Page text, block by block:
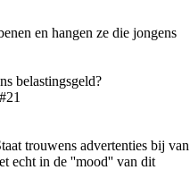
en hangen ze die jongens
belastingsgeld?
#21
trouwens advertenties bij van
echt in de ''mood'' van dit